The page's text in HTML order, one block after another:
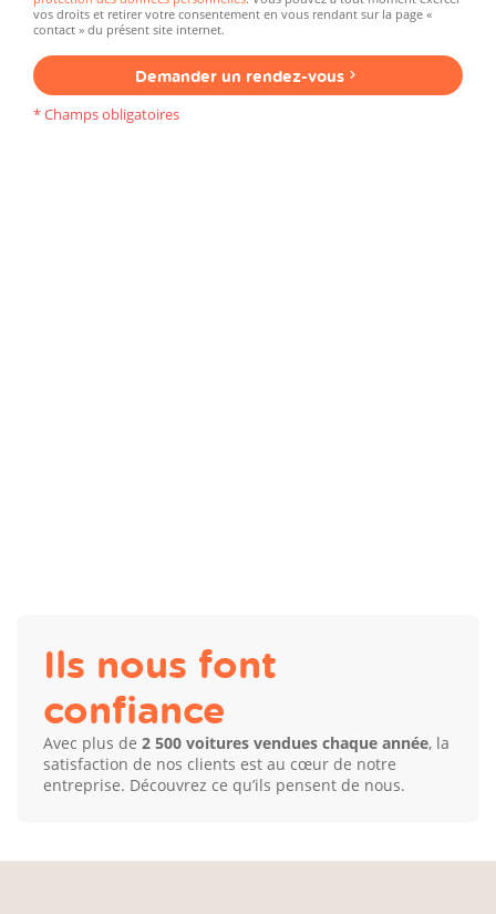
vos droits et retirer votre consentement en vous rendant sur la page «
contact » du présent site internet.
Demander un rendez-vous
* Champs obligatoires
Ils nous font
confiance
Avec plus de2 500 voitures vendues chaque année, la
satisfaction de nos clients est au cœur de notre
entreprise. Découvrez ce qu’ils pensent de nous.